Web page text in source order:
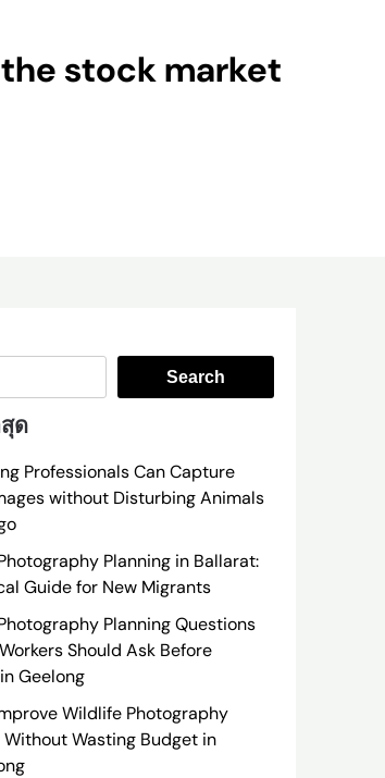
stock market
Search
ด
Professionals Can Capture
without Disturbing Animals
Planning in Ballarat:
Guide for New Migrants
Planning Questions
Should Ask Before
Geelong
Wildlife Photography
Without Wasting Budget in